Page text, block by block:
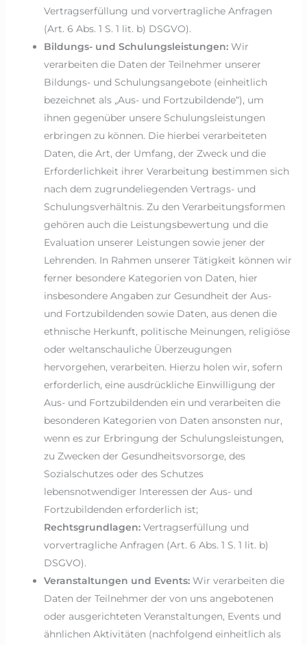
Vertragserfüllung und vorvertragliche Anfragen
(Art. 6 Abs. 1 S. 1 lit. b) DSGVO).
Bildungs- und Schulungsleistungen: Wir
verarbeiten die Daten der Teilnehmer unserer
Bildungs- und Schulungsangebote (einheitlich
bezeichnet als „Aus- und Fortzubildende“), um
ihnen gegenüber unsere Schulungsleistungen
erbringen zu können. Die hierbei verarbeiteten
Daten, die Art, der Umfang, der Zweck und die
Erforderlichkeit ihrer Verarbeitung bestimmen sich
nach dem zugrundeliegenden Vertrags- und
Schulungsverhältnis. Zu den Verarbeitungsformen
gehören auch die Leistungsbewertung und die
Evaluation unserer Leistungen sowie jener der
Lehrenden. In Rahmen unserer Tätigkeit können wir
ferner besondere Kategorien von Daten, hier
insbesondere Angaben zur Gesundheit der Aus-
und Fortzubildenden sowie Daten, aus denen die
ethnische Herkunft, politische Meinungen, religiöse
oder weltanschauliche Überzeugungen
hervorgehen, verarbeiten. Hierzu holen wir, sofern
erforderlich, eine ausdrückliche Einwilligung der
Aus- und Fortzubildenden ein und verarbeiten die
besonderen Kategorien von Daten ansonsten nur,
wenn es zur Erbringung der Schulungsleistungen,
zu Zwecken der Gesundheitsvorsorge, des
Sozialschutzes oder des Schutzes
lebensnotwendiger Interessen der Aus- und
Fortzubildenden erforderlich ist;
Rechtsgrundlagen:Vertragserfüllung und
vorvertragliche Anfragen (Art. 6 Abs. 1 S. 1 lit. b)
DSGVO).
Veranstaltungen und Events: Wir verarbeiten die
Daten der Teilnehmer der von uns angebotenen
oder ausgerichteten Veranstaltungen, Events und
ähnlichen Aktivitäten (nachfolgend einheitlich als